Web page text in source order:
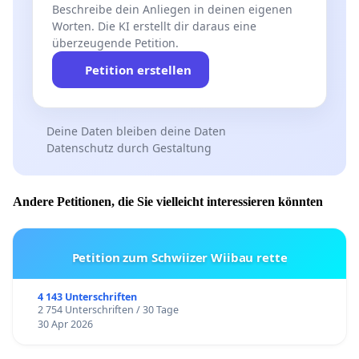
Beschreibe dein Anliegen in deinen eigenen
Worten. Die KI erstellt dir daraus eine
überzeugende Petition.
Petition erstellen
Deine Daten bleiben deine Daten
Datenschutz durch Gestaltung
Andere Petitionen, die Sie vielleicht interessieren könnten
Petition zum Schwiizer Wiibau rette
4 143 Unterschriften
2 754 Unterschriften / 30 Tage
30 Apr 2026